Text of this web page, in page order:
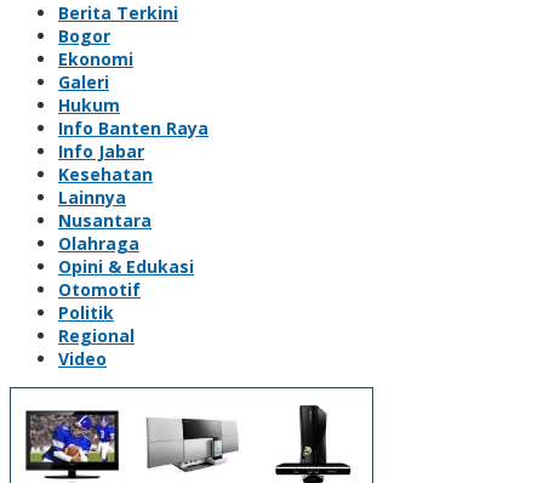
Berita Terkini
Bogor
Ekonomi
Galeri
Hukum
Info Banten Raya
Info Jabar
Kesehatan
Lainnya
Nusantara
Olahraga
Opini & Edukasi
Otomotif
Politik
Regional
Video